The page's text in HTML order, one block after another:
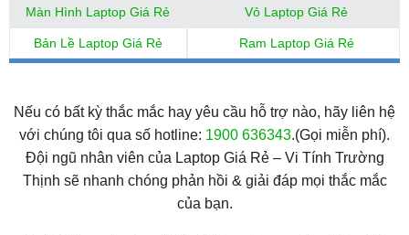
Màn Hình Laptop Giá Rẻ Vỏ Laptop Giá Rẻ
Bản Lề Laptop Giá Rẻ Ram Laptop Giá Rẻ
Nếu có bất kỳ thắc mắc hay yêu cầu hỗ trợ nào, hãy liên hệ
với chúng tôi qua số hotline: 1900 636343.(Gọi miễn phí).
Đội ngũ nhân viên của Laptop Giá Rẻ – Vi Tính Trường
Thịnh sẽ nhanh chóng phản hồi & giải đáp mọi thắc mắc
của bạn.